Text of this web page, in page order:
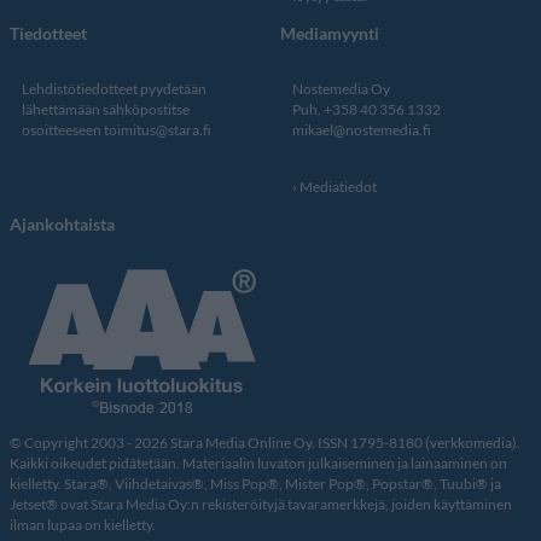
Tiedotteet
Lehdistötiedotteet pyydetään
lähettämään sähköpostitse
osoitteeseen toimitus@stara.fi
Mediamyynti
Nostemedia Oy
Puh. +358 40 356 1332
mikael@nostemedia.fi
Mediatiedot
Ajankohtaista
© Copyright 2003 - 2026 Stara Media Online Oy. ISSN 1795-8180 (verkkomedia).
Kaikki oikeudet pidätetään. Materiaalin luvaton julkaiseminen ja lainaaminen on
kielletty. Stara®, Viihdetaivas®, Miss Pop®, Mister Pop®, Popstar®, Tuubi® ja
Jetset® ovat Stara Media Oy:n rekisteröityjä tavaramerkkejä, joiden käyttäminen
ilman lupaa on kielletty.